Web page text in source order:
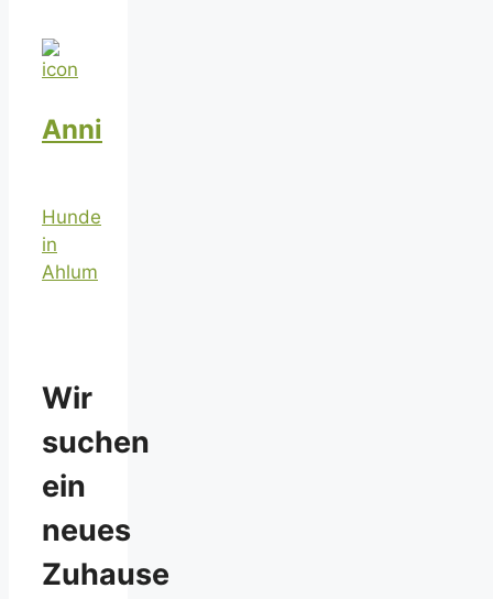
Anni
Hunde
in
Ahlum
Wir
suchen
ein
neues
Zuhause